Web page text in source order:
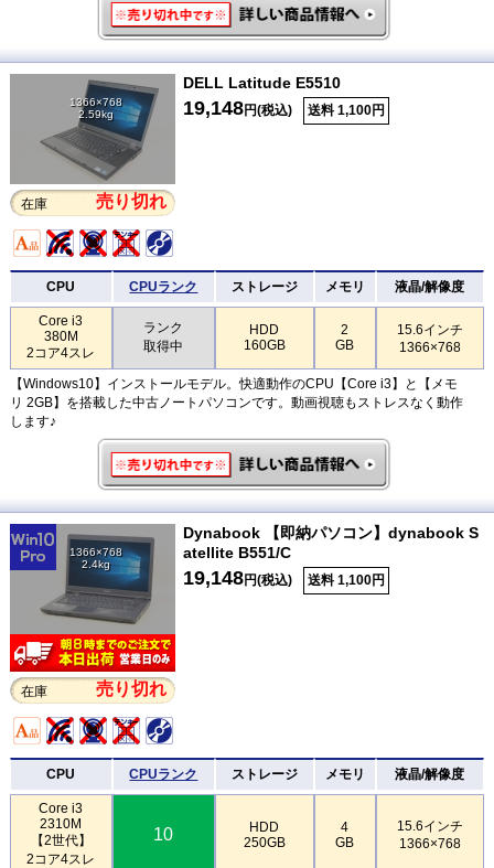
1366×768
2.59kg
在庫 売り切れ
DELL Latitude E5510
19,148円(税込) 送料 1,100円
CPU CPUランク ストレージ メモリ 液晶/解像度
Core i3
380M
2コア4スレ
ランク
取得中
HDD
160GB
2
GB
15.6インチ
1366×768
【Windows10】インストールモデル。快適動作のCPU【Core i3】と【メモ
リ 2GB】を搭載した中古ノートパソコンです。動画視聴もストレスなく動作
します♪
1366×768
2.4kg
在庫 売り切れ
Dynabook 【即納パソコン】dynabook S
atellite B551/C
19,148円(税込) 送料 1,100円
CPU CPUランク ストレージ メモリ 液晶/解像度
Core i3
2310M
【2世代】
2コア4スレ
10
HDD
250GB
4
GB
15.6インチ
1366×768